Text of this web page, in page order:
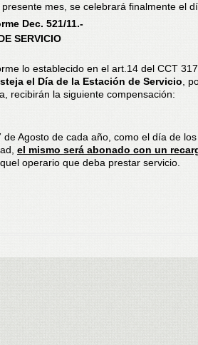
mes, se celebrará finalmente el
Dec. 521/11.-
SERVICIO
lo establecido en el art.14 del CCT
el Día de la Estación de Servicio ,
recibirán la siguiente compensación:
Agosto de cada año, como el día de los
el mismo será abonado con un
operario que deba prestar servicio.